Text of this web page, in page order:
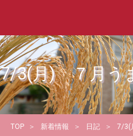
7/3(月) ７月う
TOP 新着情報 日記 7/3(